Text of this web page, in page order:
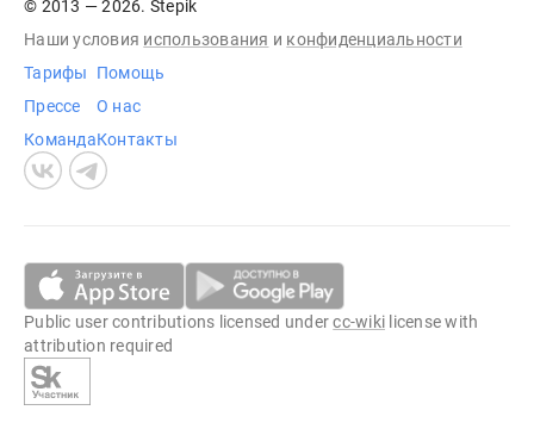
© 2013 — 2026. Stepik
Наши условия использования и конфиденциальности
Тарифы
Прессе
Команда
Помощь
О нас
Контакты
Public user contributions licensed undercc-wiki license with
attribution required